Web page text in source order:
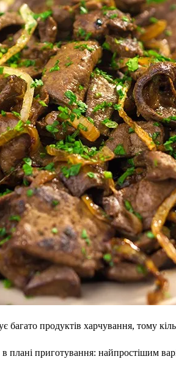
продуктів харчування, тому
приготування: найпростішим